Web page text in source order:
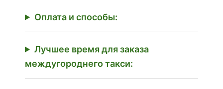
Оплата и способы:
Лучшее время для заказа
междугороднего такси: